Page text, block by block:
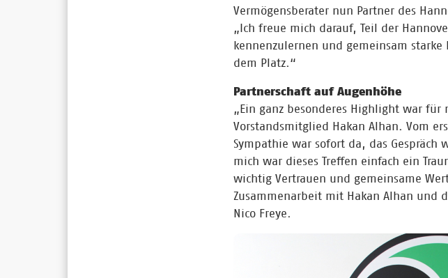
Vermögensberater nun Partner des
„Ich freue mich darauf, Teil der
kennenzulernen und gemeinsam
dem Platz.“
Partnerschaft auf Augenhöhe
„Ein ganz besonderes Highlight war für
Vorstandsmitglied Hakan Alhan. Vom
Sympathie war sofort da, das
mich war dieses Treffen einfach ein
wichtig Vertrauen und gemeinsame
Zusammenarbeit mit Hakan Alhan und
Nico Freye.